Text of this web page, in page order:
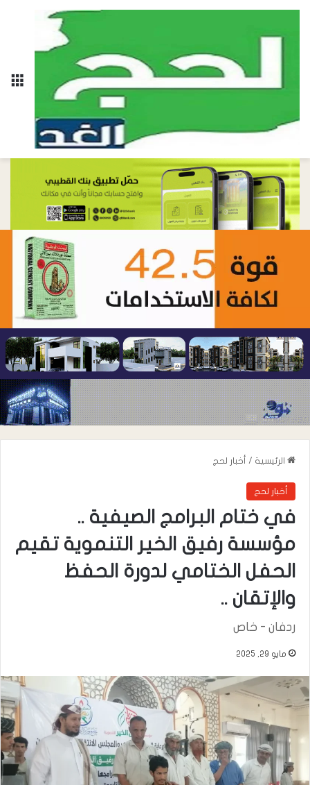
الرئيسية / أخبار لحج
أخبار لحج
في ختام البرامج الصيفية ..
مؤسسة رفيق الخير التنموية تقيم
الحفل الختامي لدورة الحفظ
والإتقان ..
ردفان - خاص
مايو 29, 2025